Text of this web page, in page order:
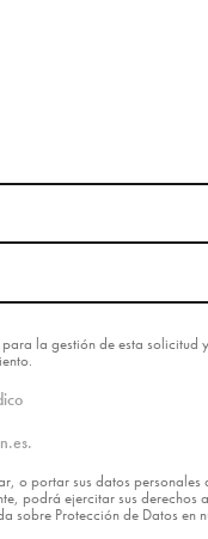
la gestión de esta
o portar sus datos
podrá ejercitar sus
sobre Protección de Datos